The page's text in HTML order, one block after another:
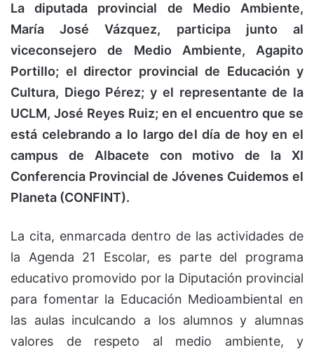
La diputada provincial de Medio Ambiente,
María José Vázquez, participa junto al
viceconsejero de Medio Ambiente, Agapito
Portillo; el director provincial de Educación y
Cultura, Diego Pérez; y el representante de la
UCLM, José Reyes Ruiz; en el encuentro que se
está celebrando a lo largo del día de hoy en el
campus de Albacete con motivo de la XI
Conferencia Provincial de Jóvenes Cuidemos el
Planeta (CONFINT).
La cita, enmarcada dentro de las actividades de
la Agenda 21 Escolar, es parte del programa
educativo promovido por la Diputación provincial
para fomentar la Educación Medioambiental en
las aulas inculcando a los alumnos y alumnas
valores de respeto al medio ambiente, y